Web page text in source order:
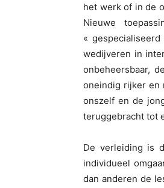
het werk of in de
Nieuwe
«
wedijveren in
onbeheersbaar,
oneindig rijker en
onszelf en de
teruggebracht tot
De verleiding is
individueel
dan anderen de